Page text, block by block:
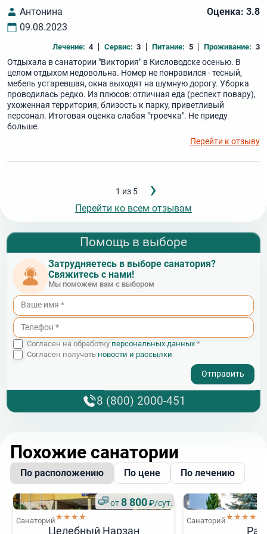
Антонина
09.08.2023
Оценка: 3.8
Лечение: 4 Сервис: 3 Питание: 5 Проживание: 3
Отдыхала в санатории "Виктория" в Кисловодске осенью. В
целом отдыхом недовольна. Номер не понравился - тесный,
мебель устаревшая, окна выходят на шумную дорогу. Уборка
проводилась редко. Из плюсов: отличная еда (респект повару),
ухоженная территория, близость к парку, приветливый
персонал. Итоговая оценка слабая "троечка". Не приеду
больше.
Перейти к отзыву
1 из 5 страница
›
Перейти ко всем отзывам
Помощь в выборе
Затрудняетесь в выборе санатория?
Свяжитесь с нами!
Мы поможем вам с выбором
Согласен на обработку персональных данных *
Согласен получать новости и рассылки
8 (800) 2000-451
Похожие санатории
По расположению По цене По лечению
от8 800₽/сут.
Санаторий★★★★
Целебный Нарзан
Санаторий★★★★